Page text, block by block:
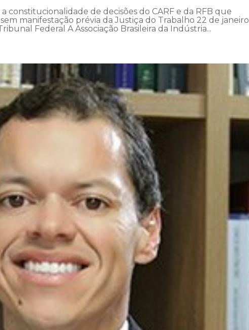
constitucionalidade de decisões do CARF e da RFB que
manifestação prévia da Justiça do Trabalho 22 de janeiro
Federal A Associação Brasileira da Indústria...